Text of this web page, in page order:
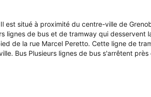
situé à proximité du centre-ville de
de bus et de tramway qui desservent
de la rue Marcel Peretto. Cette ligne de
Bus Plusieurs lignes de bus s'arrêtent